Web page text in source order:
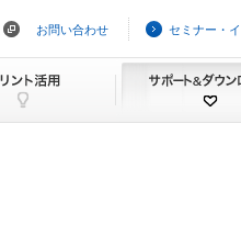
お問い合わせ セミナー・